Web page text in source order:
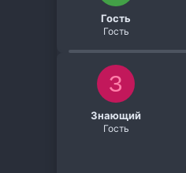
Гость
Гость
З
Знающий
Гость